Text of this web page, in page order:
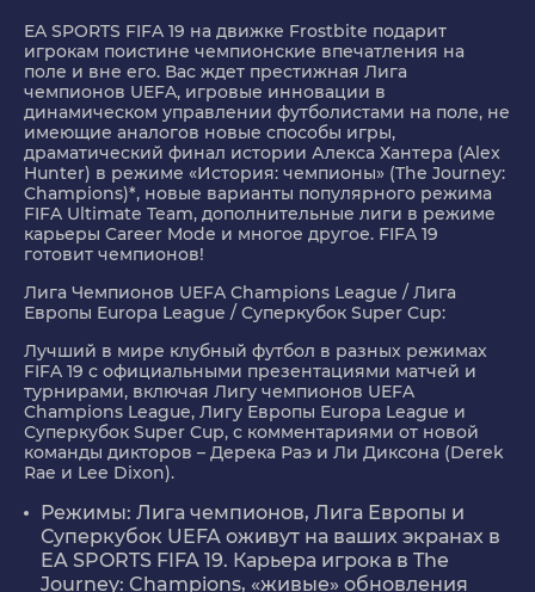
EA SPORTS FIFA 19 на движке Frostbite подарит
игрокам поистине чемпионские впечатления на
поле и вне его. Вас ждет престижная Лига
чемпионов UEFA, игровые инновации в
динамическом управлении футболистами на поле, не
имеющие аналогов новые способы игры,
драматический финал истории Алекса Хантера (Alex
Hunter) в режиме «История: чемпионы» (The Journey:
Champions)*, новые варианты популярного режима
FIFA Ultimate Team, дополнительные лиги в режиме
карьеры Career Mode и многое другое. FIFA 19
готовит чемпионов!
Лига Чемпионов UEFA Champions League / Лига
Европы Europa League / Суперкубок Super Cup:
Лучший в мире клубный футбол в разных режимах
FIFA 19 с официальными презентациями матчей и
турнирами, включая Лигу чемпионов UEFA
Champions League, Лигу Европы Europa League и
Суперкубок Super Cup, с комментариями от новой
команды дикторов – Дерека Раэ и Ли Диксона (Derek
Rae и Lee Dixon).
Режимы: Лига чемпионов, Лига Европы и
Суперкубок UEFA оживут на ваших экранах в
EA SPORTS FIFA 19. Карьера игрока в The
Journey: Champions, «живые» обновления